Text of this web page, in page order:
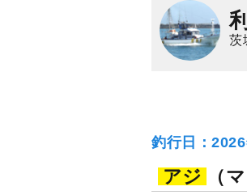
茨
釣行日：
アジ （